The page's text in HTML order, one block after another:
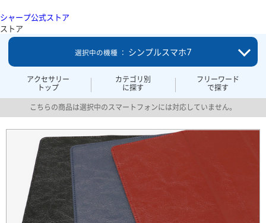
シャープ公式ストア
ストア
アクセサリー
トップ
カテゴリ別
に探す
フリーワード
で探す
選択中の機種 ： シンプルスマホ7
こちらの商品は選択中のスマートフォンには対応していません。